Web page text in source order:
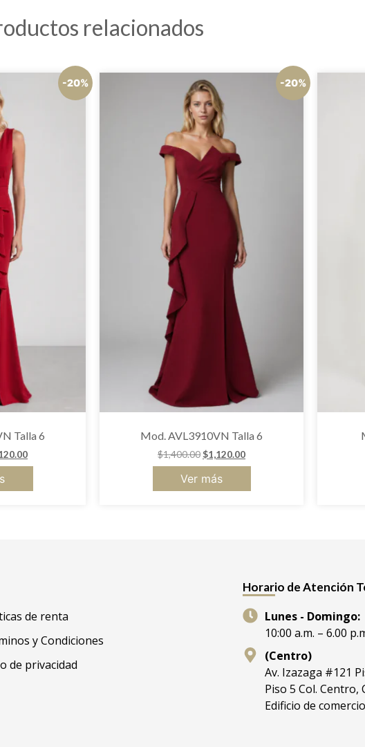
relacionados
-20%
Talla 6
-20%
Mod. AVL3910VN Talla 6
$1,400.00$1,120.00
Ver más
de renta
y Condiciones
de privacidad
Horario de Atención
Lunes - Domingo:
10:00 a.m. – 6.00
(Centro)
Av. Izazaga #121
Piso 5 Col. Centro,
Edificio de